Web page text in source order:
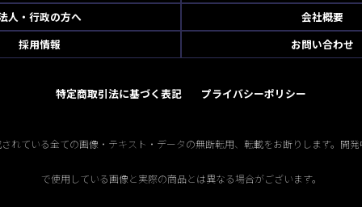
人・行政の方へ
会社概要
採用情報
お問い合わせ
特定商取引法に基づく表記 プライバシーポリシー
れている全ての画像・テキスト・データの無断転用、転載をお断りします。開
で使用している画像と実際の商品とは異なる場合がございます。